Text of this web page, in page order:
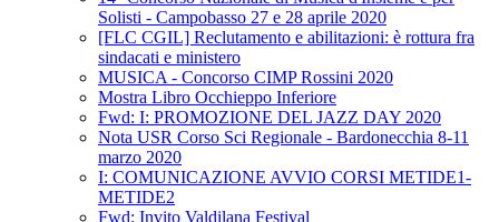
Solisti - Campobasso 27 e 28 aprile 2020
[FLC CGIL] Reclutamento e abilitazioni: è rottura fra
sindacati e ministero
MUSICA - Concorso CIMP Rossini 2020
Mostra Libro Occhieppo Inferiore
Fwd: I: PROMOZIONE DEL JAZZ DAY 2020
Nota USR Corso Sci Regionale - Bardonecchia 8-11
marzo 2020
I: COMUNICAZIONE AVVIO CORSI METIDE1-
METIDE2
Fwd: Invito Valdilana Festival